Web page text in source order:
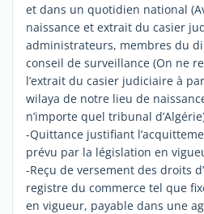
et dans un quotidien national
naissance et extrait du casier
administrateurs, membres du
conseil de surveillance (On ne
l’extrait du casier judiciaire à
wilaya de notre lieu de
n’importe quel tribunal
-Quittance justifiant
prévu par la législation en
-Reçu de versement des droits
registre du commerce tel que
en vigueur, payable dans une